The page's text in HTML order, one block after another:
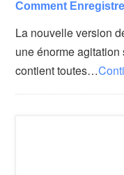
Comment
La nouvelle version
une énorme agitation
contient toutes…